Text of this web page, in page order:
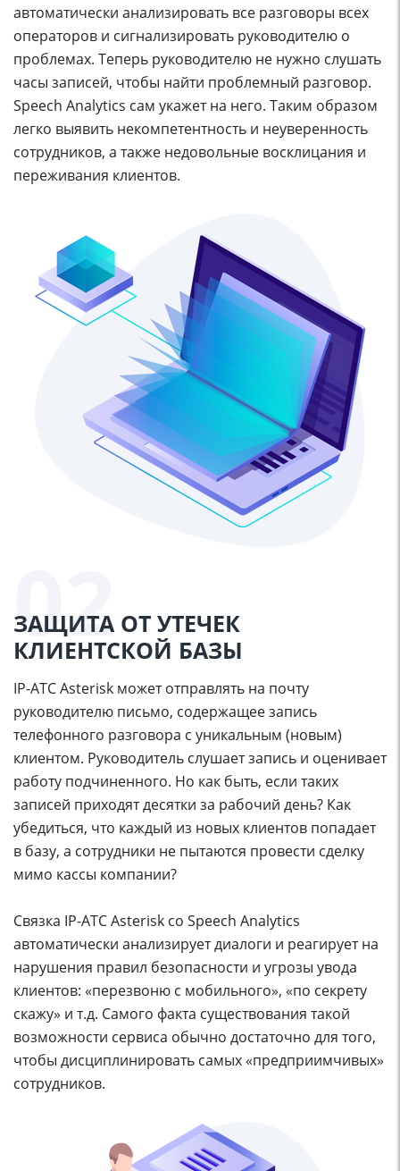
автоматически анализировать все разговоры всех
операторов и сигнализировать руководителю о
проблемах. Теперь руководителю не нужно слушать
часы записей, чтобы найти проблемный разговор.
Speech Analytics сам укажет на него. Таким образом
легко выявить некомпетентность и неуверенность
сотрудников, а также недовольные восклицания и
переживания клиентов.
02
ЗАЩИТА ОТ УТЕЧЕК
КЛИЕНТСКОЙ БАЗЫ
IP-АТС Asterisk может отправлять на почту
руководителю письмо, содержащее запись
телефонного разговора с уникальным (новым)
клиентом. Руководитель слушает запись и оценивает
работу подчиненного. Но как быть, если таких
записей приходят десятки за рабочий день? Как
убедиться, что каждый из новых клиентов попадает
в базу, а сотрудники не пытаются провести сделку
мимо кассы компании?
Связка IP-АТС Asterisk со Speech Analytics
автоматически анализирует диалоги и реагирует на
нарушения правил безопасности и угрозы увода
клиентов: «перезвоню с мобильного», «по секрету
скажу» и т.д. Самого факта существования такой
возможности сервиса обычно достаточно для того,
чтобы дисциплинировать самых «предприимчивых»
сотрудников.